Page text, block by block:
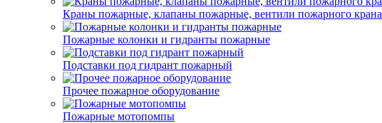
Краны пожарные, клапаны пожарные, вентили пожарного крана
Пожарные колонки и гидранты пожарные
Подставки под гидрант пожарный
Прочее пожарное оборудование
Пожарные мотопомпы